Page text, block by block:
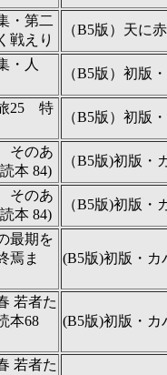
・第二
戦えり
（B5版）天に
・人
（B5版）初版
25 特
（B5版）初版
そのあ
本 84)
（B5版)初版・
そのあ
本 84)
（B5版)初版・
最期を
焉ま
(B5版)初版・カ
若者た
本68
(B5版)初版・カ
若者た